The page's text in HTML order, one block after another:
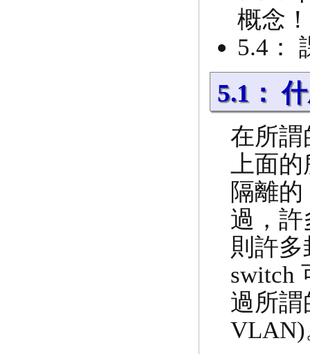
概念
5.4：
5.1：
在所謂
上面的
隔離
過，
則許
switch
過所謂
VLAN)